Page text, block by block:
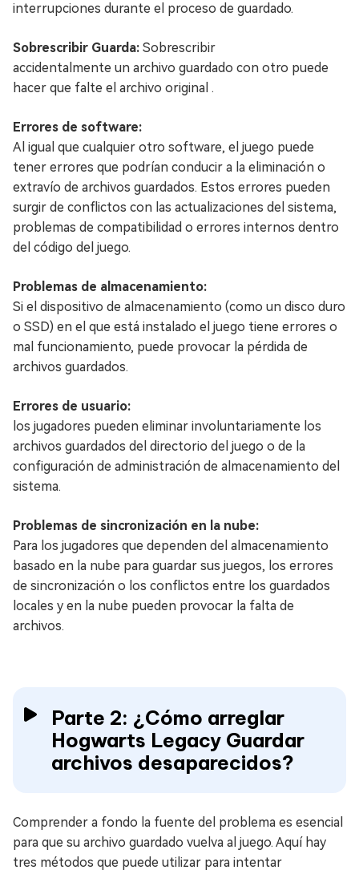
interrupciones durante el proceso de guardado.
Sobrescribir Guarda: Sobrescribir
accidentalmente un archivo guardado con otro puede
hacer que falte el archivo original .
Errores de software:
Al igual que cualquier otro software, el juego puede
tener errores que podrían conducir a la eliminación o
extravío de archivos guardados. Estos errores pueden
surgir de conflictos con las actualizaciones del sistema,
problemas de compatibilidad o errores internos dentro
del código del juego.
Problemas de almacenamiento:
Si el dispositivo de almacenamiento (como un disco duro
o SSD) en el que está instalado el juego tiene errores o
mal funcionamiento, puede provocar la pérdida de
archivos guardados.
Errores de usuario:
los jugadores pueden eliminar involuntariamente los
archivos guardados del directorio del juego o de la
configuración de administración de almacenamiento del
sistema.
Problemas de sincronización en la nube:
Para los jugadores que dependen del almacenamiento
basado en la nube para guardar sus juegos, los errores
de sincronización o los conflictos entre los guardados
locales y en la nube pueden provocar la falta de
archivos.
Parte 2: ¿Cómo arreglar
Hogwarts Legacy Guardar
archivos desaparecidos?
Comprender a fondo la fuente del problema es esencial
para que su archivo guardado vuelva al juego. Aquí hay
tres métodos que puede utilizar para intentar